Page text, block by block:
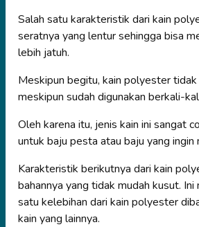
Salah satu karakteristik dari kain
seratnya yang lentur sehingga bisa
lebih jatuh.
Meskipun begitu, kain polyester
meskipun sudah digunakan berkali-
Oleh karena itu, jenis kain ini sangat
untuk baju pesta atau baju yang ingin
Karakteristik berikutnya dari kain
bahannya yang tidak mudah kusut. Ini
satu kelebihan dari kain polyester
kain yang lainnya.